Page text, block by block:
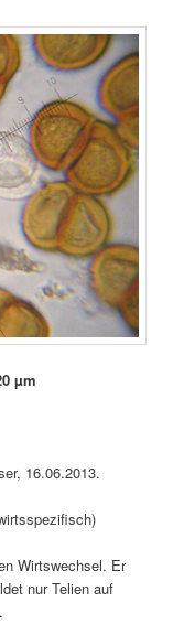
µm
16.06.2013.
Wirtswechsel. Er
nur Telien auf